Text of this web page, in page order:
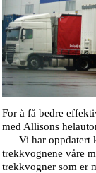
For å få bedre
med Allisons
– Vi har oppdatert
trekkvognene våre
trekkvogner som er